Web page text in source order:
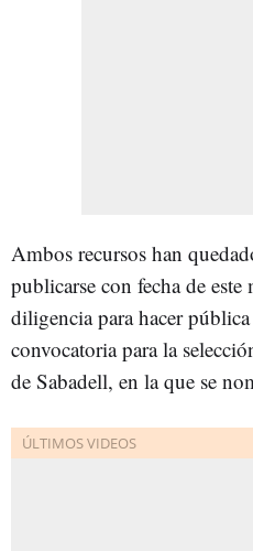
Ambos recursos han
publicarse con fecha de
diligencia para hacer
convocatoria para la
de Sabadell, en la que se